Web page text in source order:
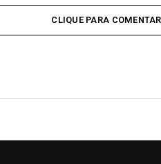
CLIQUE PARA COMENTAR